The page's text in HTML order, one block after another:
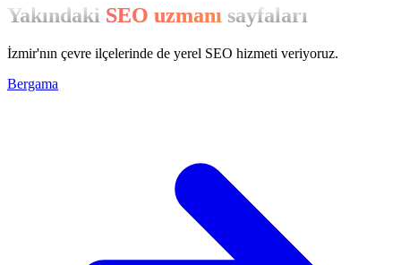
Yakındaki SEO uzmanı sayfaları
İzmir'nın çevre ilçelerinde de yerel SEO hizmeti veriyoruz.
Bergama